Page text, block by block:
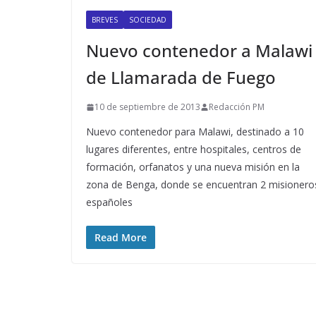
BREVES SOCIEDAD
Nuevo contenedor a Malawi
de Llamarada de Fuego
10 de septiembre de 2013 Redacción PM
Nuevo contenedor para Malawi, destinado a 10
lugares diferentes, entre hospitales, centros de
formación, orfanatos y una nueva misión en la
zona de Benga, donde se encuentran 2
españoles
Read More